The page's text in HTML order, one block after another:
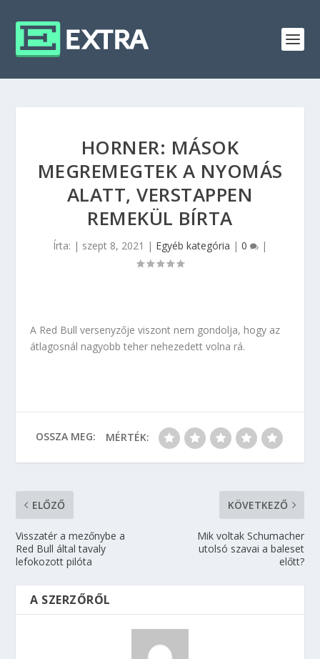
HORNER: MÁSOK
MEGREMEGTEK A NYOMÁS
ALATT, VERSTAPPEN
REMEKÜL BÍRTA
Írta: | szept 8, 2021 | Egyéb kategória | 0 |
A Red Bull versenyzője viszont nem gondolja, hogy az
átlagosnál nagyobb teher nehezedett volna rá.
OSSZA MEG: MÉRTÉK:
ELŐZŐ
Visszatér a mezőnybe a
Red Bull által tavaly
lefokozott pilóta
KÖVETKEZŐ
Mik voltak Schumacher
utolsó szavai a baleset
előtt?
A SZERZŐRŐL